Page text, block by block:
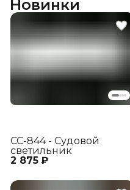
Новинки
2 875 ₽
СС-844 - Судовой
светильник